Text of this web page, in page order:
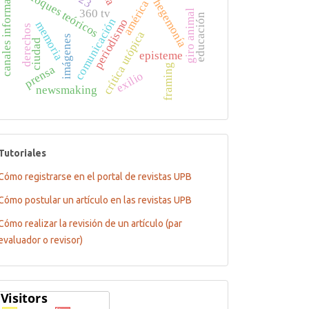
comunicación
enfoques teóricos
crítica utópicaepisteme
imágenes
memoria
ciudad
hegemonía
360 tv
canales informativos periodismo giro animaleducación
derechos
newsmaking framing
prensa exilio
tutoriales
registrarse en el portal de revistas UPB
postular un artículo en las revistas UPB
realizar la revisión de un artículo (par
o revisor)